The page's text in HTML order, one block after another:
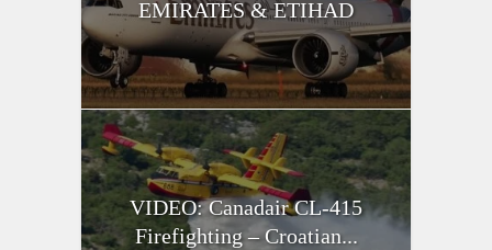
EMIRATES & ETIHAD
VIDEO: Canadair CL-415
Firefighting – Croatian...